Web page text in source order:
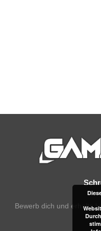
Bewerb dich und erhalte